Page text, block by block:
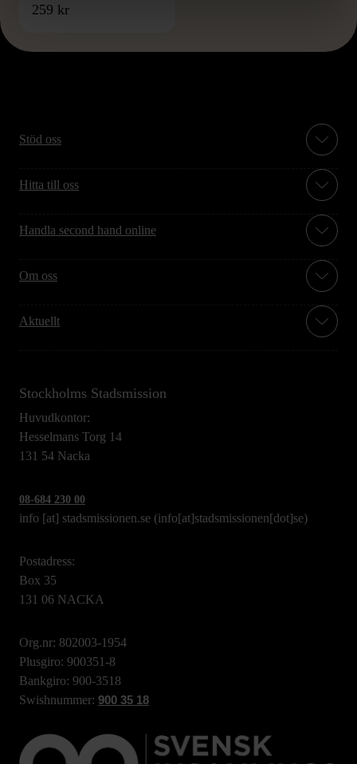
259 kr
Stöd oss
Hitta till oss
Handla second hand online
Om oss
Aktuellt
Stockholms Stadsmission
Huvudkontor:
Hesselmans Torg 14
131 54 Nacka
08-684 230 00
info [at] stadsmissionen.se (info[at]stadsmissionen[dot]se)
Postadress:
Box 35
131 06 NACKA
Org.nr: 802003-1954
Plusgiro: 900351-8
Bankgiro: 900-3518
Swishnummer: 900 35 18